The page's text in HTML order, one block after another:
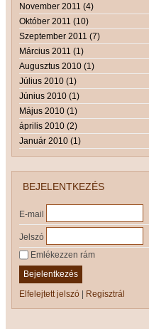
November 2011 (4)
Október 2011 (10)
Szeptember 2011 (7)
Március 2011 (1)
Augusztus 2010 (1)
Július 2010 (1)
Június 2010 (1)
Május 2010 (1)
április 2010 (2)
Január 2010 (1)
BEJELENTKEZÉS
E-mail
Jelszó
Emlékezzen rám
Bejelentkezés
Elfelejtett jelszó | Regisztrál